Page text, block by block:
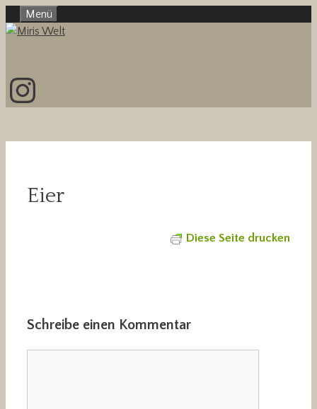
Inhalt
Menü
Instagram
Eier
Diese Seite drucken
Schreibe einen Kommentar